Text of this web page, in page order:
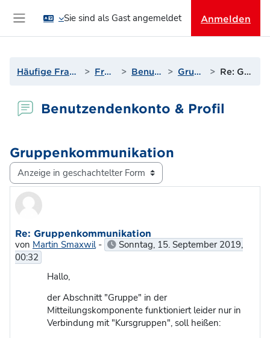
Sie sind als Gast angemeldet Anmelden
Häufige Fragen & Support zur Lernplattform Fragen? Antworten! Benutzendenkonto & Profil Gruppenkommunikation Re: Gruppenkommunikation
Benutzendenkonto & Profil
Gruppenkommunikation
Anzeigemodus
Re: Gruppenkommunikation
von Martin Smaxwil-
Sonntag, 15. September 2019,
00:32
Hallo,
der Abschnitt "Gruppe" in der
Mitteilungskomponente funktioniert leider nur in
Verbindung mit "Kursgruppen", soll heißen: